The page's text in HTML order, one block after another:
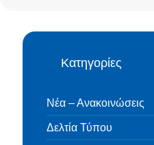
Κατηγορίες
Νέα – Ανακοινώσεις
Δελτία Τύπου